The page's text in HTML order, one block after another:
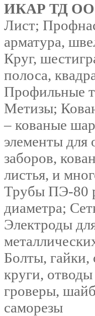
ИКАР ТД
Лист;
арматура,
Круг,
полоса,
Профильные
Метизы;
– кованые
элементы для
заборов,
листья, и
Трубы ПЭ-80
диаметра;
Электроды
Болты, гайки,
круги,
гроверы,
саморезы